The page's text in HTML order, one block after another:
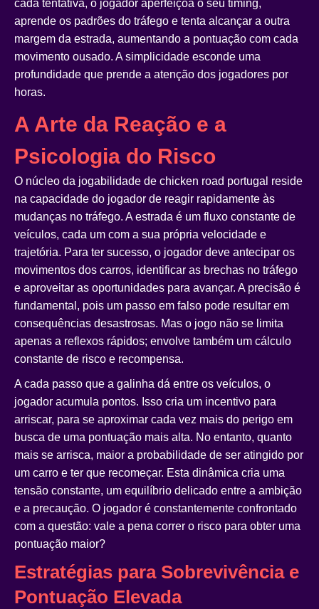
cada tentativa, o jogador aperfeiçoa o seu timing,
aprende os padrões do tráfego e tenta alcançar a outra
margem da estrada, aumentando a pontuação com cada
movimento ousado. A simplicidade esconde uma
profundidade que prende a atenção dos jogadores por
horas.
A Arte da Reação e a
Psicologia do Risco
O núcleo da jogabilidade de chicken road portugal reside
na capacidade do jogador de reagir rapidamente às
mudanças no tráfego. A estrada é um fluxo constante de
veículos, cada um com a sua própria velocidade e
trajetória. Para ter sucesso, o jogador deve antecipar os
movimentos dos carros, identificar as brechas no tráfego
e aproveitar as oportunidades para avançar. A precisão é
fundamental, pois um passo em falso pode resultar em
consequências desastrosas. Mas o jogo não se limita
apenas a reflexos rápidos; envolve também um cálculo
constante de risco e recompensa.
A cada passo que a galinha dá entre os veículos, o
jogador acumula pontos. Isso cria um incentivo para
arriscar, para se aproximar cada vez mais do perigo em
busca de uma pontuação mais alta. No entanto, quanto
mais se arrisca, maior a probabilidade de ser atingido por
um carro e ter que recomeçar. Esta dinâmica cria uma
tensão constante, um equilíbrio delicado entre a ambição
e a precaução. O jogador é constantemente confrontado
com a questão: vale a pena correr o risco para obter uma
pontuação maior?
Estratégias para Sobrevivência e
Pontuação Elevada